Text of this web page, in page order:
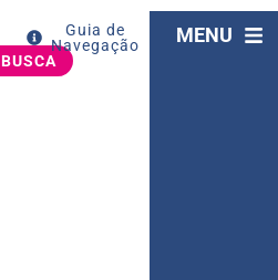
BUSCA
Guia de
Navegação
MENU